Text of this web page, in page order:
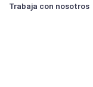
Trabaja con nosotros